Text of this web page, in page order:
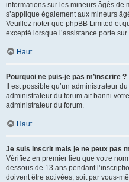
informations sur les mineurs âgés de
s’applique également aux mineurs
Veuillez noter que phpBB Limited et
excepté lorsque l’assistance porte
Haut
Pourquoi ne puis-je pas m’inscrire ?
Il est possible qu’un administrateur
administrateur du forum ait banni
administrateur du forum.
Haut
Je suis inscrit mais je ne peux pas
Vérifiez en premier lieu que votre
dessous de 13 ans pendant
doivent être activées, soit par vous-